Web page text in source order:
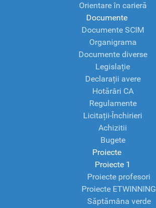
Orientare în carieră
Documente
Documente SCIM
Organigrama
Documente diverse
Legislație
Declarații avere
Hotărâri CA
Regulamente
Licitații-Închirieri
Achizitii
Bugete
Proiecte
Proiecte 1
Proiecte profesori
Proiecte ETWINNING
Săptămâna verde